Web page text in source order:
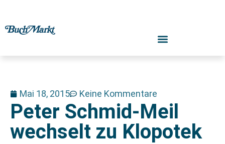
Mai 18, 2015 Keine Kommentare
Peter Schmid-Meil
wechselt zu Klopotek